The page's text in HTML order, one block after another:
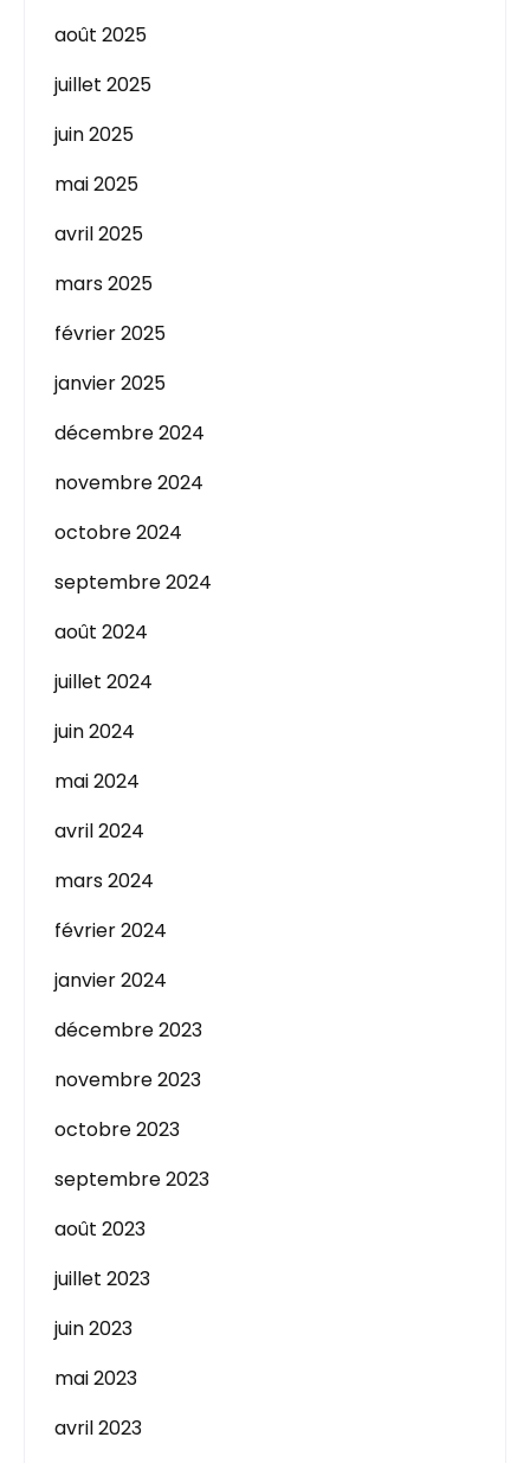
août 2025
juillet 2025
juin 2025
mai 2025
avril 2025
mars 2025
février 2025
janvier 2025
décembre 2024
novembre 2024
octobre 2024
septembre 2024
août 2024
juillet 2024
juin 2024
mai 2024
avril 2024
mars 2024
février 2024
janvier 2024
décembre 2023
novembre 2023
octobre 2023
septembre 2023
août 2023
juillet 2023
juin 2023
mai 2023
avril 2023